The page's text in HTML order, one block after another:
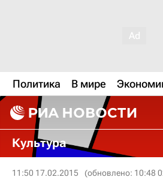
Политика В мире
Культура
11:50 17.02.2015 (обновлено: 10:48